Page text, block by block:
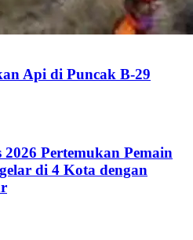
Api di Puncak B-29
2026 Pertemukan Pemain
di 4 Kota dengan